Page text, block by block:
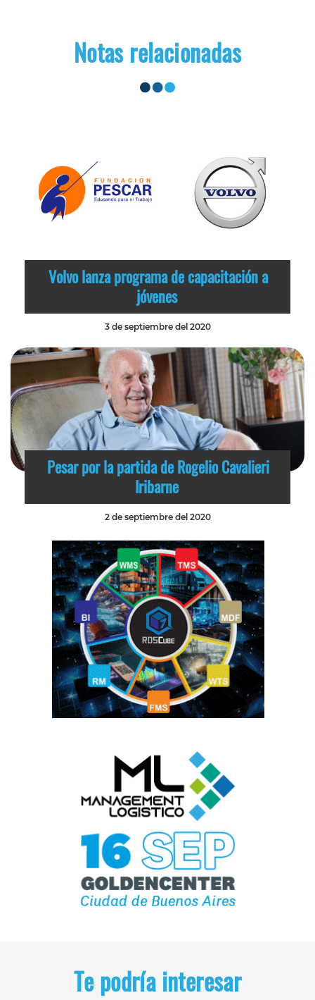
Notas relacionadas
Volvo lanza programa de capacitación a
jóvenes
3 de septiembre del 2020
Pesar por la partida de Rogelio Cavalieri
Iribarne
2 de septiembre del 2020
Te podría interesar